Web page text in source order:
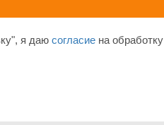
я даю согласиена обработку